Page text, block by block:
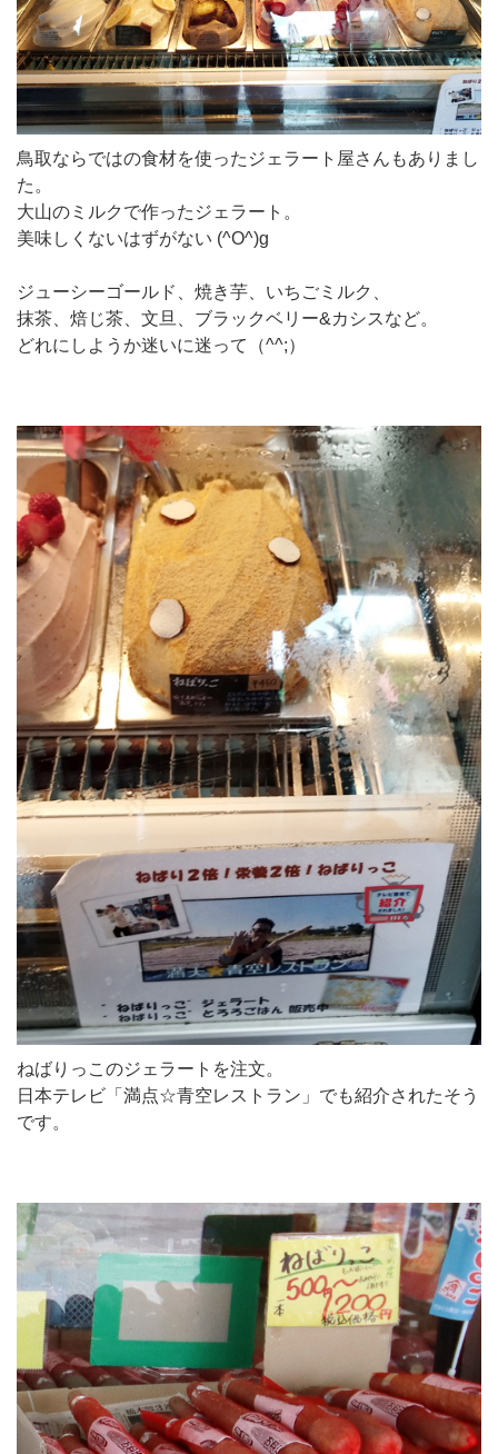
鳥取ならではの食材を使ったジェラート屋さんもありまし
た。
大山のミルクで作ったジェラート。
美味しくないはずがない (^O^)g
ジューシーゴールド、焼き芋、いちごミルク、
抹茶、焙じ茶、文旦、ブラックベリー&カシスなど。
どれにしようか迷いに迷って（^^;）
ねばりっこのジェラートを注文。
日本テレビ「満点☆青空レストラン」でも紹介されたそう
です。